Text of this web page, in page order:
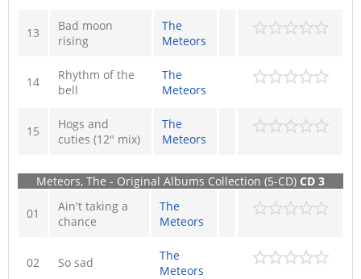
13
Bad moon
rising
The
Meteors
14
Rhythm of the
bell
The
Meteors
15
Hogs and
cuties (12" mix)
The
Meteors
Meteors, The - Original Albums Collection (5-CD) CD 3
01
Ain't taking a
chance
The
Meteors
02 So sad
The
Meteors